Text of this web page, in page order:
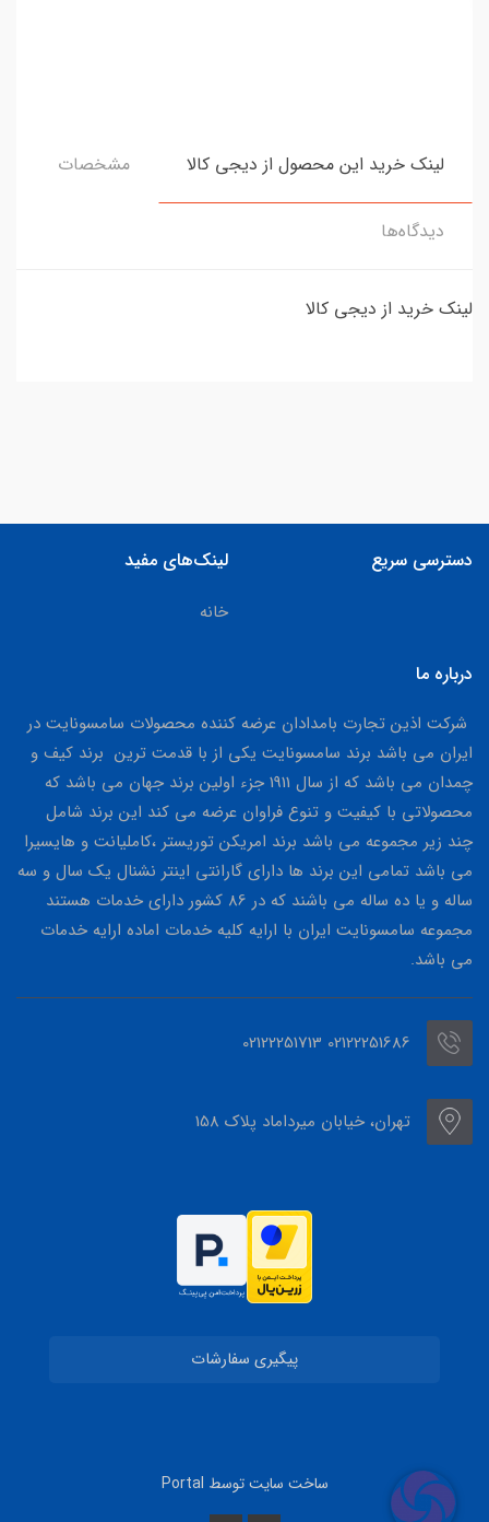
لینک خرید این محصول از دیجی کالا مشخصات
دیدگاه‌ها
لینک خرید از دیجی کالا
دسترسی سریع لینک‌های مفید
خانه
درباره ما
شرکت اذین تجارت بامدادان عرضه کننده محصولات سامسونایت در
ایران می باشد برند سامسونایت یکی از با قدمت ترین برند کیف و
چمدان می باشد که از سال 1911 جزء اولین برند جهان می باشد که
محصولاتی با کیفیت و تنوع فراوان عرضه می کند این برند شامل
چند زیر مجموعه می باشد برند امریکن توریستر ،کاملیانت و هایسیرا
می باشد تمامی این برند ها دارای گارانتی اینتر نشنال یک سال و سه
ساله و یا ده ساله می باشند که در 86 کشور دارای خدمات هستند
مجموعه سامسونایت ایران با ارایه کلیه خدمات اماده ارایه خدمات
می باشد.
02122251686 02122251713
تهران، خیابان میرداماد پلاک 158
پیگیری سفارشات
ساخت سایت توسط Portal